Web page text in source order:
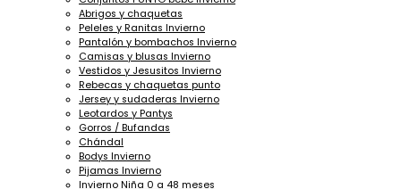
Abrigos y chaquetas
Peleles y Ranitas Invierno
Pantalón y bombachos Invierno
Camisas y blusas Invierno
Vestidos y Jesusitos Invierno
Rebecas y chaquetas punto
Jersey y sudaderas Invierno
Leotardos y Pantys
Gorros / Bufandas
Chándal
Bodys Invierno
Pijamas Invierno
Invierno Niña 0 a 48 meses